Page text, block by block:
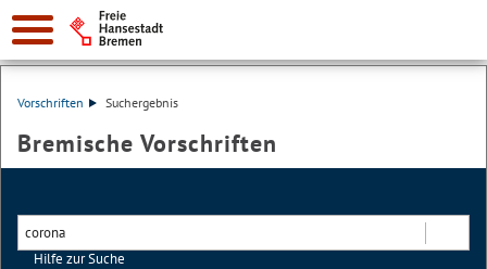
Vorschriften Suchergebnis
Bremische Vorschriften
Hilfe zur Suche